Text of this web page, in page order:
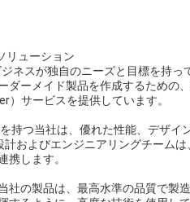
リューション
ネスが独自のニーズと目標を持
ーメイド製品を作成するための
サービスを提供しています。
持つ当社は、優れた性能、デザイ
およびエンジニアリングチーム
携します。
社の製品は、最高水準の品質で製